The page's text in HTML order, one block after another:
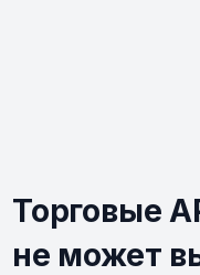
Торговые
не может